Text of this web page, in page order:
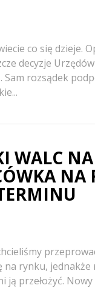
co się dzieje.
decyzje
Sam rozsądek
WALC
NA
na rynku, jednakże
ją przełożyć.